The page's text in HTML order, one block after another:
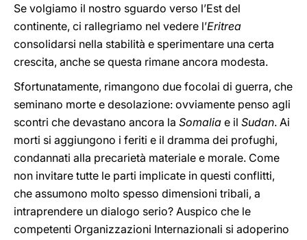
Se volgiamo il nostro sguardo verso l’Est del
continente, ci rallegriamo nel vedere l’Eritrea
consolidarsi nella stabilità e sperimentare una certa
crescita, anche se questa rimane ancora modesta.
Sfortunatamente, rimangono due focolai di guerra, che
seminano morte e desolazione: ovviamente penso agli
scontri che devastano ancora la Somalia e il Sudan. Ai
morti si aggiungono i feriti e il dramma dei profughi,
condannati alla precarietà materiale e morale. Come
non invitare tutte le parti implicate in questi conflitti,
che assumono molto spesso dimensioni tribali, a
intraprendere un dialogo serio? Auspico che le
competenti Organizzazioni Internazionali si adoperino